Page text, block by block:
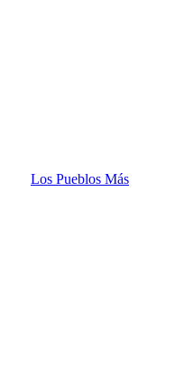
Los Pueblos Más